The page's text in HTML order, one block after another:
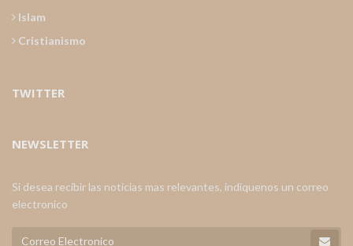
Islam
Cristianismo
TWITTER
NEWSLETTER
Si desea recibir las noticias mas relevantes, indiquenos un correo
electronico